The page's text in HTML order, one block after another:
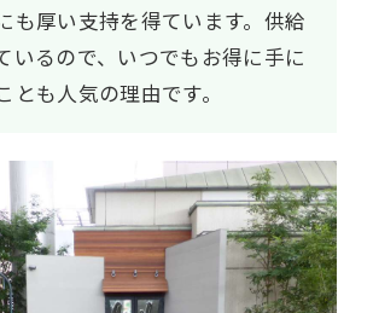
も厚い支持を得ています。供給
いるので、いつでもお得に手に
とも人気の理由です。